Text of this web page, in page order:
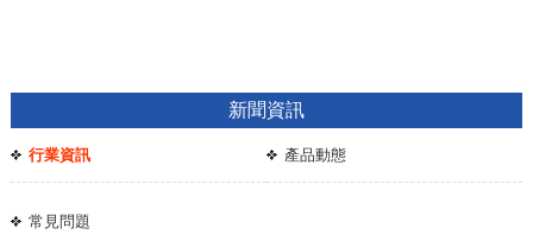
新聞資訊
行業資訊 產品動態
常見問題